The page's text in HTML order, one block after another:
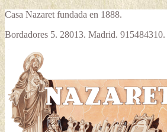
Casa Nazaret fundada en 1888.
Bordadores 5. 28013. Madrid. 915484310.
la
navegación
contenido